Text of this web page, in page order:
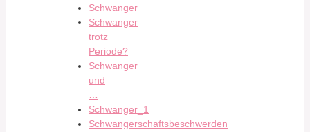
Schwanger
Schwanger
trotz
Periode?
Schwanger
und
Schwanger_1
Schwangerschaftsbeschwerden